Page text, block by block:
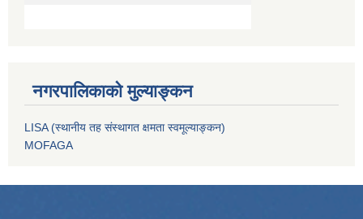
नगरपालिकाको मुल्याङ्कन
LISA (स्थानीय तह संस्थागत क्षमता स्वमूल्याङ्कन)
MOFAGA